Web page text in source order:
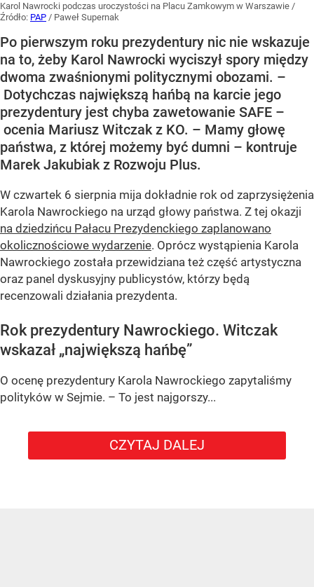
Karol Nawrocki podczas uroczystości na Placu Zamkowym w Warszawie /
Źródło: PAP / Paweł Supernak
Po pierwszym roku prezydentury nic nie wskazuje
na to, żeby Karol Nawrocki wyciszył spory między
dwoma zwaśnionymi politycznymi obozami. –
Dotychczas największą hańbą na karcie jego
prezydentury jest chyba zawetowanie SAFE –
ocenia Mariusz Witczak z KO. – Mamy głowę
państwa, z której możemy być dumni – kontruje
Marek Jakubiak z Rozwoju Plus.
W czwartek 6 sierpnia mija dokładnie rok od zaprzysiężenia
Karola Nawrockiego na urząd głowy państwa. Z tej okazji
na dziedzińcu Pałacu Prezydenckiego zaplanowano
okolicznościowe wydarzenie. Oprócz wystąpienia Karola
Nawrockiego została przewidziana też część artystyczna
oraz panel dyskusyjny publicystów, którzy będą
recenzowali działania prezydenta.
Rok prezydentury Nawrockiego. Witczak
wskazał „największą hańbę”
O ocenę prezydentury Karola Nawrockiego zapytaliśmy
polityków w Sejmie. – To jest najgorszy...
CZYTAJ DALEJ